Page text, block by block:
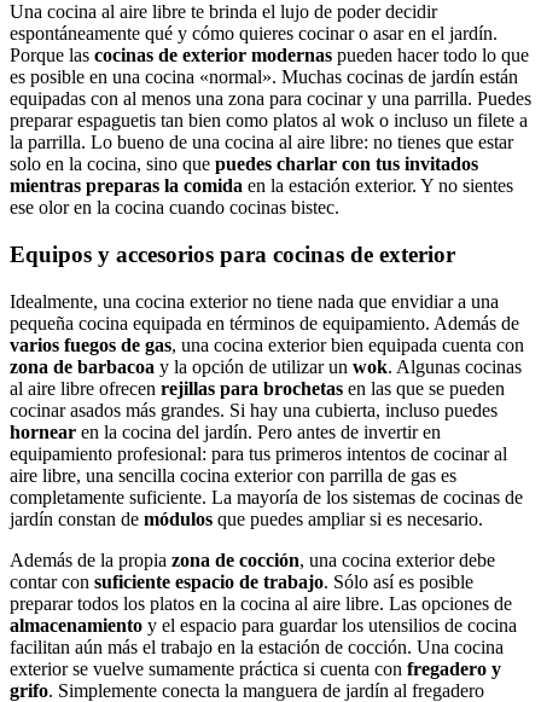
Una cocina al aire libre te brinda el lujo de poder decidir
espontáneamente qué y cómo quieres cocinar o asar en el jardín.
Porque las cocinas de exterior modernas pueden hacer todo lo que
es posible en una cocina «normal». Muchas cocinas de jardín están
equipadas con al menos una zona para cocinar y una parrilla. Puedes
preparar espaguetis tan bien como platos al wok o incluso un filete a
la parrilla. Lo bueno de una cocina al aire libre: no tienes que estar
solo en la cocina, sino que puedes charlar con tus invitados
mientras preparas la comida en la estación exterior. Y no sientes
ese olor en la cocina cuando cocinas bistec.
Equipos y accesorios para cocinas de exterior
Idealmente, una cocina exterior no tiene nada que envidiar a una
pequeña cocina equipada en términos de equipamiento. Además de
varios fuegos de gas, una cocina exterior bien equipada cuenta con
zona de barbacoa y la opción de utilizar un wok. Algunas cocinas
al aire libre ofrecen rejillas para brochetas en las que se pueden
cocinar asados más grandes. Si hay una cubierta, incluso puedes
hornear en la cocina del jardín. Pero antes de invertir en
equipamiento profesional: para tus primeros intentos de cocinar al
aire libre, una sencilla cocina exterior con parrilla de gas es
completamente suficiente. La mayoría de los sistemas de cocinas de
jardín constan de módulos que puedes ampliar si es necesario.
Además de la propia zona de cocción, una cocina exterior debe
contar con suficiente espacio de trabajo. Sólo así es posible
preparar todos los platos en la cocina al aire libre. Las opciones de
almacenamiento y el espacio para guardar los utensilios de cocina
facilitan aún más el trabajo en la estación de cocción. Una cocina
exterior se vuelve sumamente práctica si cuenta con fregadero y
grifo. Simplemente conecta la manguera de jardín al fregadero